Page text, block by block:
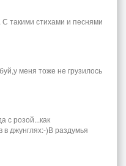
С такими стихами и песнями
меня тоже не грузилось
с розой...как
джунглях:-)В раздумья